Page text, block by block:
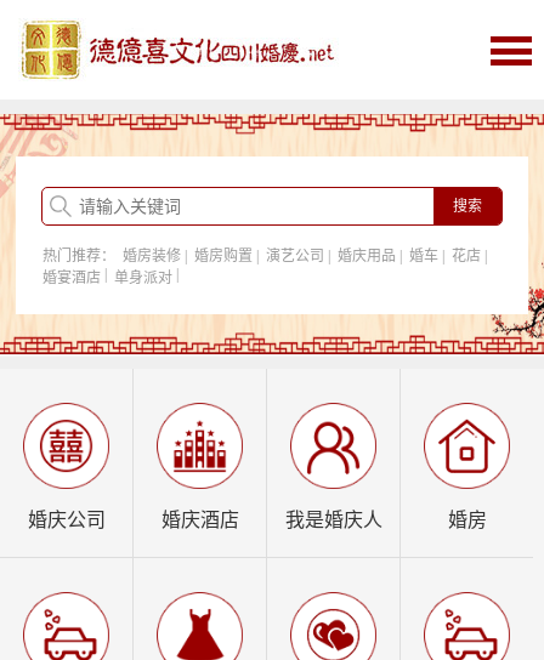
首页
婚庆
婚庆酒店
婚房购置
我是婚庆人
热门推荐： 婚房装修| 婚房购置 演艺公司 婚庆用品 婚车| 花店|
婚宴酒店| 单身派对|
婚庆公司 婚庆酒店 我是婚庆人 婚房